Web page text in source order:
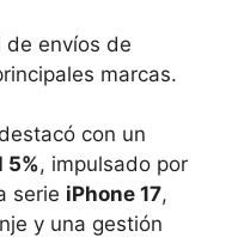
con un
5%, impulsado por
serie iPhone 17,
y una gestión